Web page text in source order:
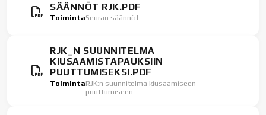
SÄÄNNÖT RJK.PDF
ToimintaSeuran säännöt
RJK_N SUUNNITELMA
KIUSAAMISTAPAUKSIIN
PUUTTUMISEKSI.PDF
ToimintaRJK:n suunnitelma kiusaamiseen
puuttumiseen